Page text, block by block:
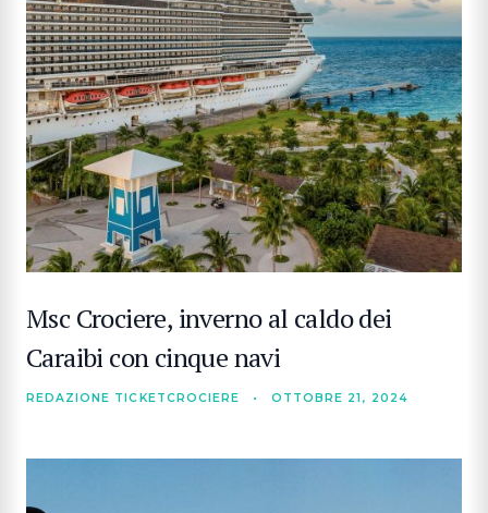
Msc Crociere, inverno al caldo dei
Caraibi con cinque navi
REDAZIONE TICKETCROCIERE • OTTOBRE 21, 2024